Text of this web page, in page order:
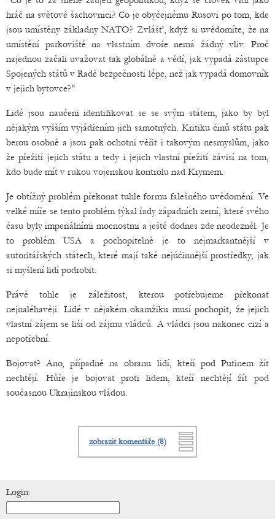
hráč na světové šachovnici? Co je obyčejnému Rusovi po tom, kde
jsou umístěny základny NATO? Zvlášť, když si uvědomíte, že na
umístění parkoviště na vlastním dvoře nemá žádný vliv. Proč
najednou začali uvažovat tak globálně a vědí, jak vypadá zástupce
Spojených států v Radě bezpečnosti lépe, než jak vypadá domovník
v jejich bytovce?"
Lidé jsou naučeni identifikovat se se svým státem, jako by byl
nějakým vyšším vyjádřením jich samotných. Kritiku činů státu pak
berou osobně a jsou pak ochotni věřit i takovým nesmyslům, jako
že přežití jejich státu a tedy i jejich vlastní přežití závisí na tom,
kdo bude mít v rukou vojenskou kontrolu nad Krymem.
Je obtížný problém překonat tuhle formu falešného uvědomění. Ve
velké míře se tento problém týkal řady západních zemí, které svého
času byly imperiálními mocnostmi a ještě dodnes zde neodezněl. Je
to problém USA a pochopitelně je to nejmarkantnější v
autoritářských státech, které mají také nejúčinnější prostředky, jak
si myšlení lidí podrobit.
Právě tohle je záležitost, kterou potřebujeme překonat
nejnaléhavěji. Lidé v nějakém okamžiku musí pochopit, že jejich
vlastní zájem se liší od zájmu vládců. A vládci jsou nakonec cizí a
nepotřební.
Bojovat? Ano, případně na obranu lidí, kteří pod Putinem žít
nechtějí. Hůře je bojovat proti lidem, kteří nechtějí žít pod
současnou Ukrajinskou vládou.
zobrazit komentáře (8)
Login: